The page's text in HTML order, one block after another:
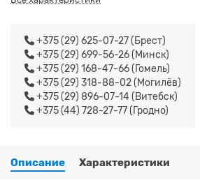
+375 (29) 625-07-27 (Брест)
+375 (29) 699-56-26 (Минск)
+375 (29) 168-47-66 (Гомель)
+375 (29) 318-88-02 (Могилёв)
+375 (29) 896-07-14 (Витебск)
+375 (44) 728-27-77 (Гродно)
Описание Характеристики